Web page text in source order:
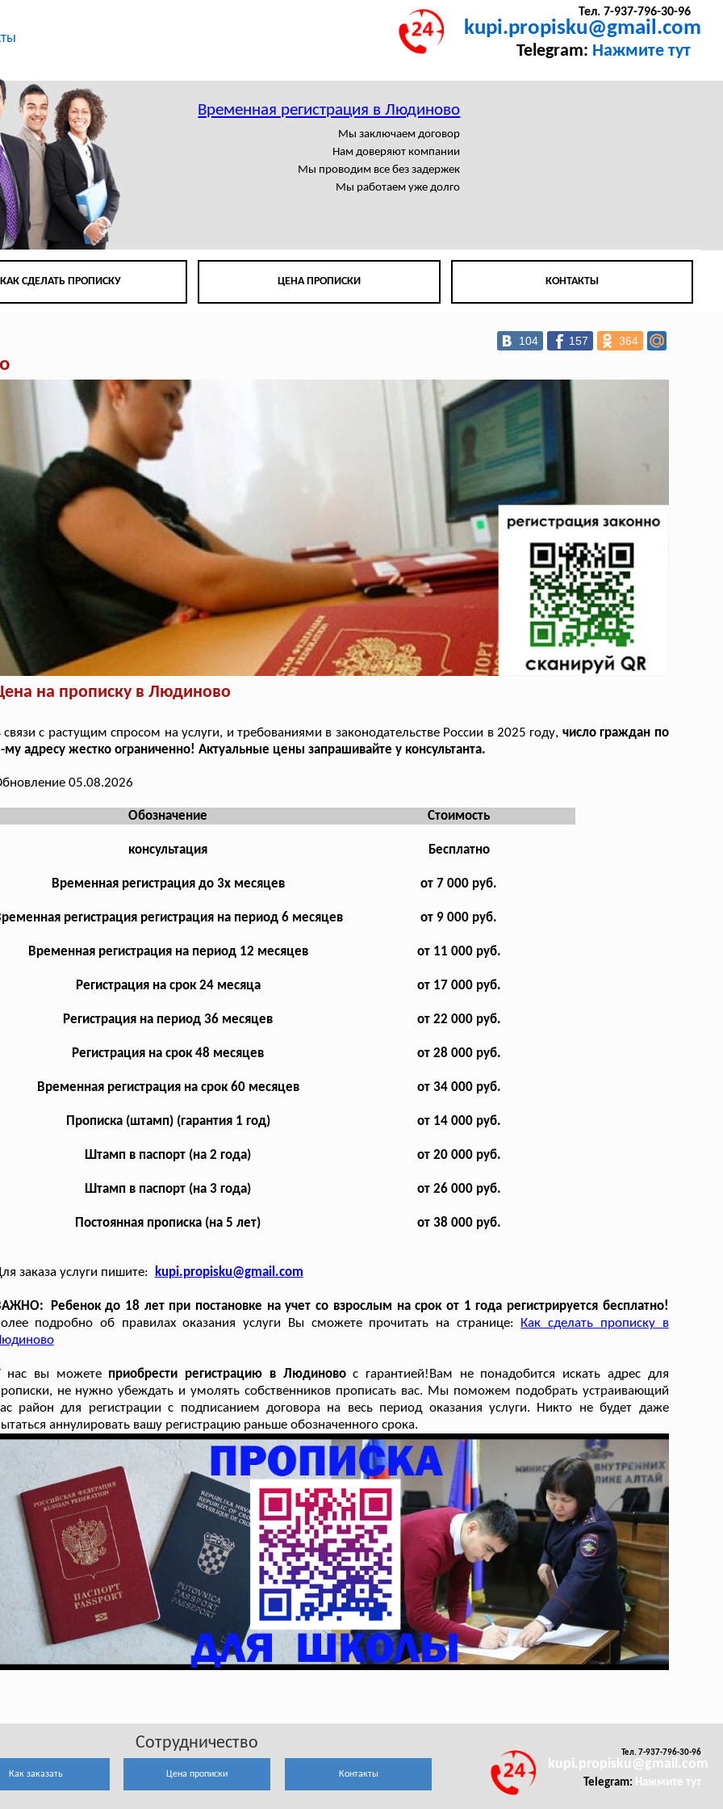
Тел. 7-937-796-30-96
kupi.propisku@gmail.com
Telegram: Нажмите тут
Временная регистрация в Людиново
Мы заключаем договор
Нам доверяют компании
Мы проводим все без задержек
Мы работаем уже долго
КАК СДЕЛАТЬ ПРОПИСКУ ЦЕНА ПРОПИСКИ КОНТАКТЫ
104 157 364
на прописку в Людиново
связи с растущим спросом на услуги, и требованиями в законодательстве России в 2025 году, число граждан по
му адресу жестко ограниченно! Актуальные цены запрашивайте у консультанта.
05.08.2026
Обозначение Стоимость
консультация Бесплатно
Временная регистрация до 3х месяцев от 7 000 руб.
регистрация регистрация на период 6 месяцев от 9 000 руб.
Временная регистрация на период 12 месяцев от 11 000 руб.
Регистрация на срок 24 месяца от 17 000 руб.
Регистрация на период 36 месяцев от 22 000 руб.
Регистрация на срок 48 месяцев от 28 000 руб.
Временная регистрация на срок 60 месяцев от 34 000 руб.
Прописка (штамп) (гарантия 1 год) от 14 000 руб.
Штамп в паспорт (на 2 года) от 20 000 руб.
Штамп в паспорт (на 3 года) от 26 000 руб.
Постоянная прописка (на 5 лет) от 38 000 руб.
заказа услуги пишите: kupi.propisku@gmail.com
Ребенок до 18 лет при постановке на учет со взрослым на срок от 1 года регистрируется бесплатно!
подробно об правилах оказания услуги Вы сможете прочитать на странице: Как сделать прописку в
нас вы можете приобрести регистрацию в Людиновос гарантией!Вам не понадобится искать адрес для
не нужно убеждать и умолять собственников прописать вас. Мы поможем подобрать устраивающий
район для регистрации с подписанием договора на весь период оказания услуги. Никто не будет даже
аннулировать вашу регистрацию раньше обозначенного срока.
Сотрудничество
Как заказать Цена прописки Контакты
Тел. 7-937-796-30-96
kupi.propisku@gmail.com
Telegram: Нажмите тут